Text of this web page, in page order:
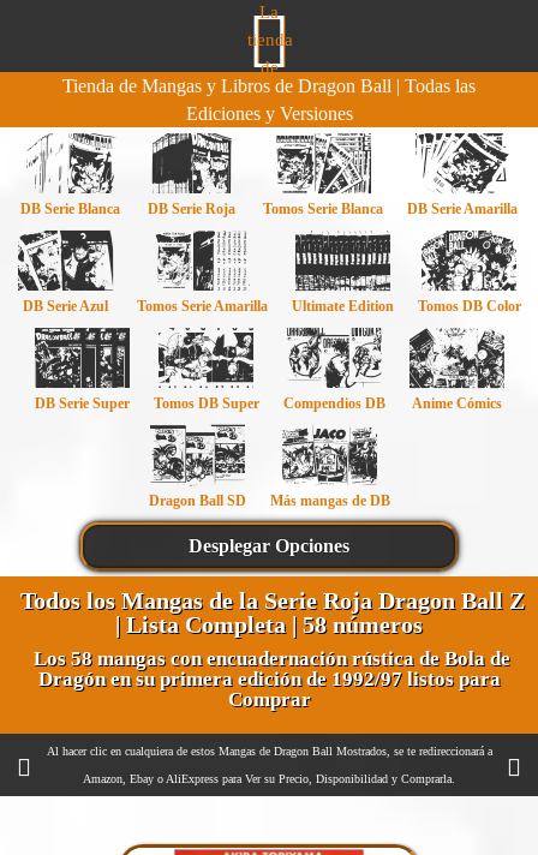
Tienda de Mangas y Libros de Dragon Ball | Todas las
Ediciones y Versiones
DB Serie Blanca DB Serie Roja Tomos Serie Blanca DB Serie Amarilla
DB Serie Azul Tomos Serie Amarilla Ultimate Edition Tomos DB Color
DB Serie Super Tomos DB Super Compendios DB Anime Cómics
Dragon Ball SD Más mangas de DB
Todos los Mangas de la Serie Roja Dragon Ball Z
| Lista Completa | 58 números
Los 58 mangas con encuadernación rústica de Bola de
Dragón en su primera edición de 1992/97 listos para
Comprar
Al hacer clic en cualquiera de estos Mangas de Dragon Ball Mostrados, se te redireccionará a
Amazon, Ebay o AliExpress para Ver su Precio, Disponibilidad y Comprarla.